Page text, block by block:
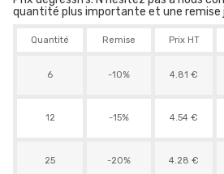
quantité plus importante et une remise
Quantité Remise Prix HT
6 -10% 4.81 €
12 -15% 4.54 €
25 -20% 4.28 €